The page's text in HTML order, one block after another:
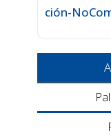
ción-